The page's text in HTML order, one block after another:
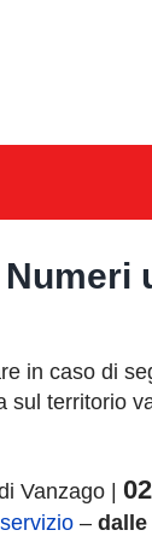
in caso di
sul territorio
Vanzago |
– dalle